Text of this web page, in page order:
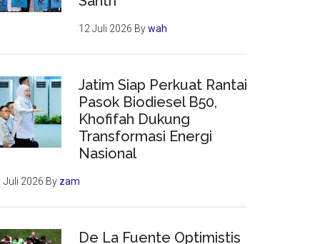
12 Juli 2026 Bywah
Jatim Siap Perkuat Rantai
Pasok Biodiesel B50,
Khofifah Dukung
Transformasi Energi
Nasional
Juli 2026 By zam
De La Fuente Optimistis